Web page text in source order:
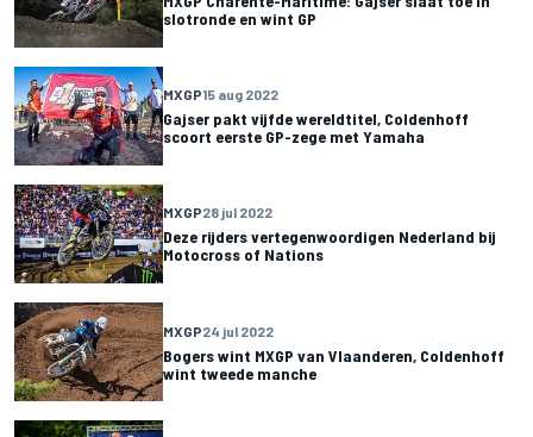
slotronde en wint GP
MXGP15 aug 2022
Gajser pakt vijfde wereldtitel, Coldenhoff
scoort eerste GP-zege met Yamaha
MXGP28 jul 2022
Deze rijders vertegenwoordigen Nederland bij
Motocross of Nations
MXGP24 jul 2022
Bogers wint MXGP van Vlaanderen, Coldenhoff
wint tweede manche